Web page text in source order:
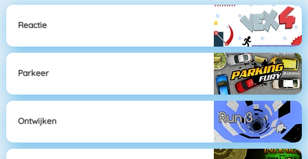
Reactie
Parkeer
Ontwijken